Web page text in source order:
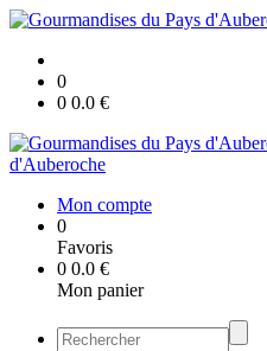
0
0 0.0 €
d'Auberoche
Mon compte
0
Favoris
0 0.0 €
Mon panier